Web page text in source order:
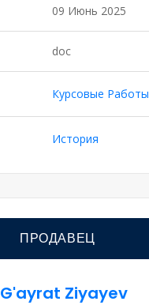
09 Июнь 2025
doc
Курсовые Работы
История
ПРОДАВЕЦ
G'ayrat Ziyayev